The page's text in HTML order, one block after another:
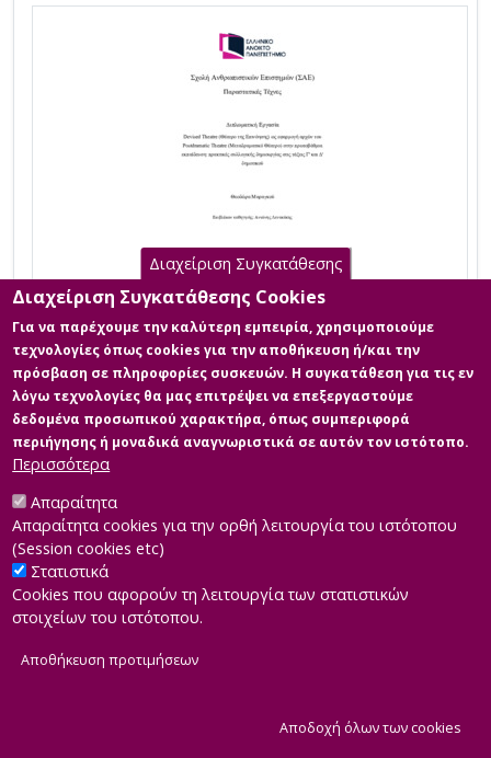
Τίτλος σε άλλη γλώσσα:Devised Theatre as an
application of Postdramatic Theatre principles in Primary
Education: collective creation practices in 3rd and 4th
grade classrooms [Αγγλική]
Ημερομηνία:29-7-2026
Συγγραφέας:
Τμήμα:
Παραστατικές Τέχνες (ΠΑΤ)
Περίληψη (Abstract):
την αξιοποίηση του devised theatre ως παιδαγωγικού εργαλείου
για την εφαρμογή βασικών αρχών του μεταδραματικού θεάτρου
στην πρωτοβάθμια εκπαίδευση, εστιάζοντας σε μαθητές της Γ'
και Δ' δημοτικού. Στόχος της έρευνας είναι η διερεύνηση του
μπορούν να ενσωματωθούν στη σχολική τάξη, ενισχύοντας τη
Διαχείριση Συγκατάθεσης
Διαχείριση Συγκατάθεσης Cookies
Για να παρέχουμε την καλύτερη εμπειρία, χρησιμοποιούμε
τεχνολογίες όπως cookies για την αποθήκευση ή/και την
πρόσβαση σε πληροφορίες συσκευών. Η συγκατάθεση για τις εν
λόγω τεχνολογίες θα μας επιτρέψει να επεξεργαστούμε
δεδομένα προσωπικού χαρακτήρα, όπως συμπεριφορά
περιήγησης ή μοναδικά αναγνωριστικά σε αυτόν τον ιστότοπο.
Περισσότερα
Απαραίτητα
Απαραίτητα cookies για την ορθή λειτουργία του ιστότοπου
(Session cookies etc)
Στατιστικά
Cookies που αφορούν τη λειτουργία των στατιστικών
στοιχείων του ιστότοπου.
Αποθήκευση προτιμήσεων
Αποδοχή όλων των cookies